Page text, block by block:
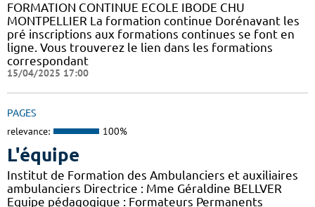
FORMATION CONTINUE ECOLE IBODE CHU
MONTPELLIER La formation continue Dorénavant les
pré inscriptions aux formations continues se font en
ligne. Vous trouverez le lien dans les formations
correspondant
15/04/2025 17:00
PAGES
relevance: 100%
L'équipe
Institut de Formation des Ambulanciers et auxiliaires
ambulanciers Directrice : Mme Géraldine BELLVER
Equipe pédagogique : Formateurs Permanents